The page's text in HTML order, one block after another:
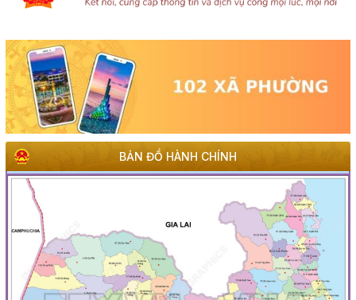
BẢN ĐỒ HÀNH CHÍNH